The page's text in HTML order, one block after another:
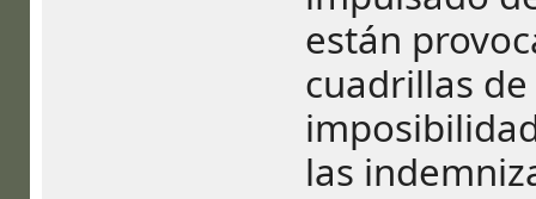
están
cuadrillas
las